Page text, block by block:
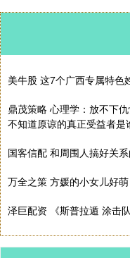
美牛股 这7个广西专属特色
鼎茂策略 心理学：放不下
不知道原谅的真正受益者是
国客信配 和周围人搞好关
万全之策 方媛的小女儿好
泽巨配资 《斯普拉遁 涂击